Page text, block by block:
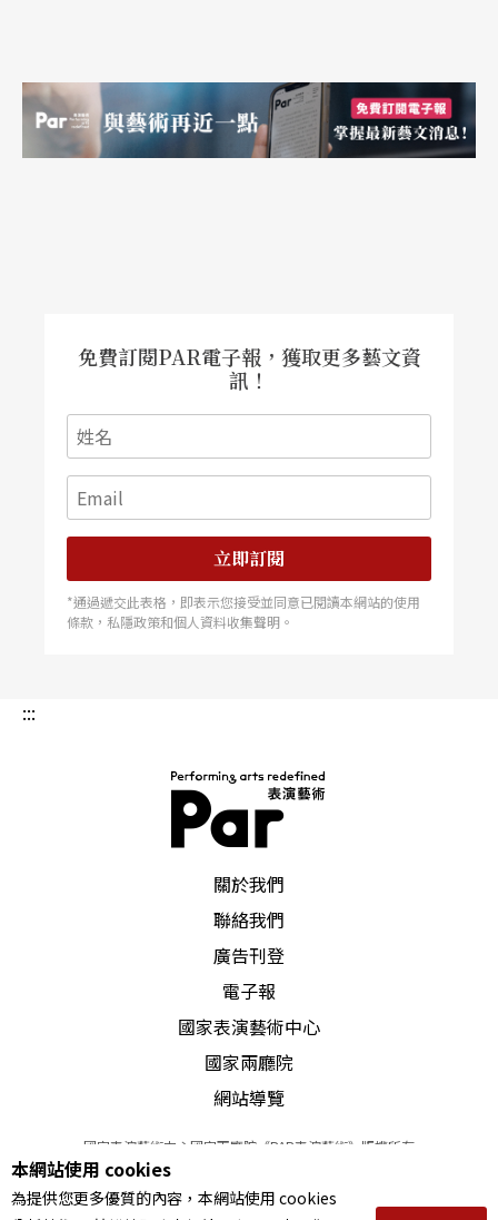
免費訂閱PAR電子報，獲取更多藝文資
訊！
立即訂閱
*通過遞交此表格，即表示您接受並同意已閱讀本網站的使用
條款，私隱政策和個人資料收集聲明。
:::
關於我們
聯絡我們
廣告刊登
電子報
國家表演藝術中心
國家兩廳院
網站導覽
國家表演藝術中心國家兩廳院《PAR表演藝術》版權所有
© 2022Performing arts redefined. All Rights Reserved
統一編號 Tax Id number 00973926
本網站使用 cookies
為提供您更多優質的內容，本網站使用 cookies